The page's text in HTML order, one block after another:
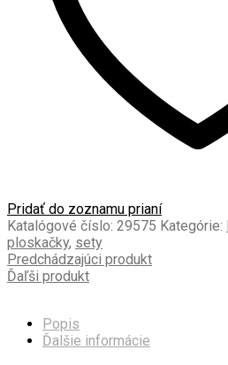
Pridať do zoznamu prianí
Katalógové číslo: 29575 Kategórie:
ploskačky, sety
Predchádzajúci produkt
Ďaľši produkt
Popis
Ďalšie informácie